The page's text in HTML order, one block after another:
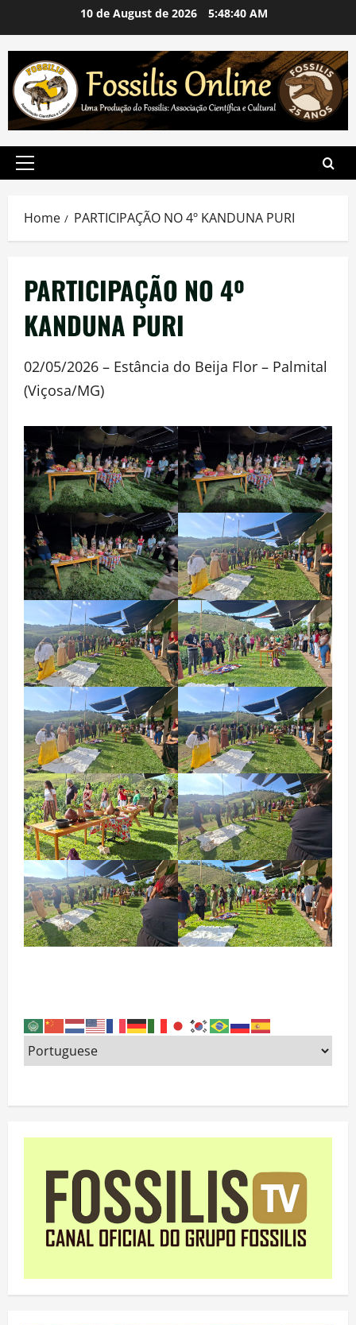
to
content
10 de August de 2026 5:48:41 AM
Primary
Home PARTICIPAÇÃO NO 4º KANDUNA PURI
PARTICIPAÇÃO NO 4º
KANDUNA PURI
02/05/2026 – Estância do Beija Flor – Palmital
(Viçosa/MG)